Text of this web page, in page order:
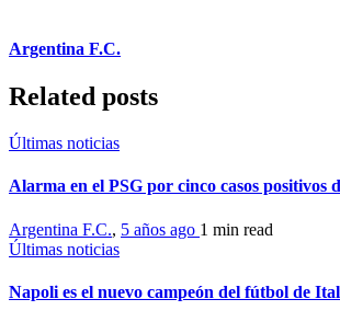
Argentina F.C.
Related posts
Últimas noticias
Alarma en el PSG por cinco casos positivos
Argentina F.C., 5 años ago 1 min read
Últimas noticias
Napoli es el nuevo campeón del fútbol de